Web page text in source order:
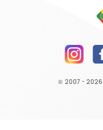
© 2007 - 2026